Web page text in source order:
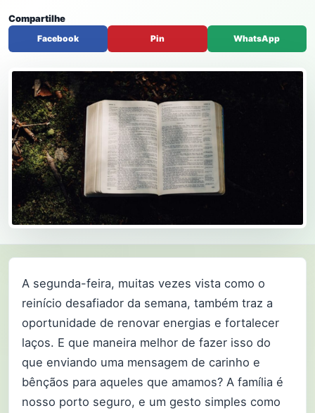
Compartilhe
Facebook Pin WhatsApp
A segunda-feira, muitas vezes vista como o
reinício desafiador da semana, também traz a
oportunidade de renovar energias e fortalecer
laços. E que maneira melhor de fazer isso do
que enviando uma mensagem de carinho e
bênçãos para aqueles que amamos? A família é
nosso porto seguro, e um gesto simples como